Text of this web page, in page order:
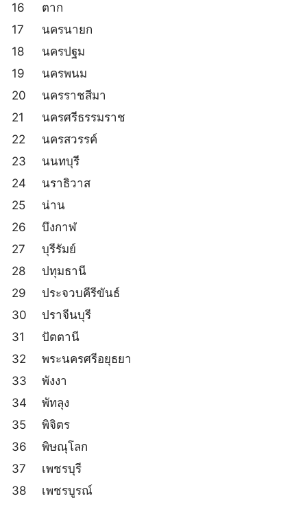
16
ตาก
17
นครนายก
18
นครปฐม
19
นครพนม
20
นครราชสีมา
21
นครศรีธรรมราช
22
นครสวรรค์
23
นนทบุรี
24
นราธิวาส
25
น่าน
26
บึงกาฬ
27
บุรีรัมย์
28
ปทุมธานี
29
ประจวบคีรีขันธ์
30
ปราจีนบุรี
31
ปัตตานี
32
พระนครศรีอยุธยา
33
พังงา
34
พัทลุง
35
พิจิตร
36
พิษณุโลก
37
เพชรบุรี
38
เพชรบูรณ์